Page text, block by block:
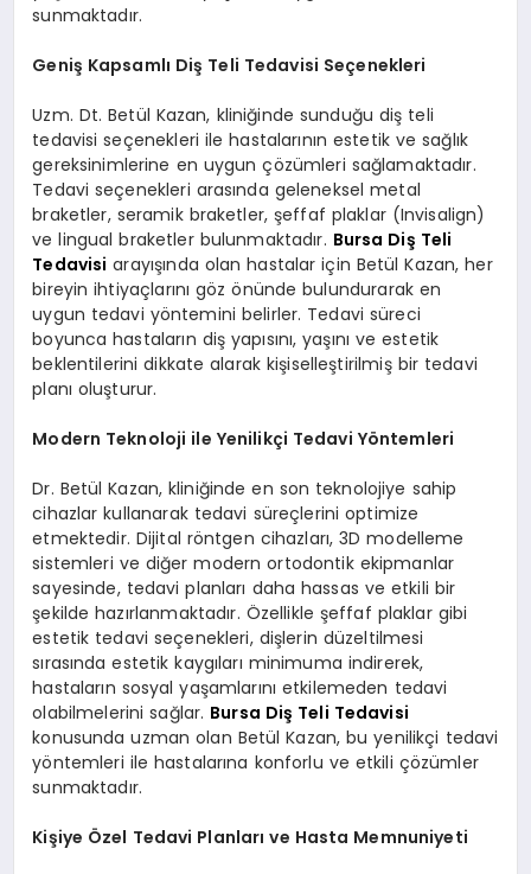
sunmaktadır.
Geniş Kapsamlı Diş Teli Tedavisi Seçenekleri
Uzm. Dt. Betül Kazan, kliniğinde sunduğu diş teli
tedavisi seçenekleri ile hastalarının estetik ve sağlık
gereksinimlerine en uygun çözümleri sağlamaktadır.
Tedavi seçenekleri arasında geleneksel metal
braketler, seramik braketler, şeffaf plaklar (Invisalign)
ve lingual braketler bulunmaktadır. Bursa Diş Teli
Tedavisi arayışında olan hastalar için Betül Kazan, her
bireyin ihtiyaçlarını göz önünde bulundurarak en
uygun tedavi yöntemini belirler. Tedavi süreci
boyunca hastaların diş yapısını, yaşını ve estetik
beklentilerini dikkate alarak kişiselleştirilmiş bir tedavi
planı oluşturur.
Modern Teknoloji ile Yenilikçi Tedavi Yöntemleri
Dr. Betül Kazan, kliniğinde en son teknolojiye sahip
cihazlar kullanarak tedavi süreçlerini optimize
etmektedir. Dijital röntgen cihazları, 3D modelleme
sistemleri ve diğer modern ortodontik ekipmanlar
sayesinde, tedavi planları daha hassas ve etkili bir
şekilde hazırlanmaktadır. Özellikle şeffaf plaklar gibi
estetik tedavi seçenekleri, dişlerin düzeltilmesi
sırasında estetik kaygıları minimuma indirerek,
hastaların sosyal yaşamlarını etkilemeden tedavi
olabilmelerini sağlar. Bursa Diş Teli Tedavisi
konusunda uzman olan Betül Kazan, bu yenilikçi tedavi
yöntemleri ile hastalarına konforlu ve etkili çözümler
sunmaktadır.
Kişiye Özel Tedavi Planları ve Hasta Memnuniyeti